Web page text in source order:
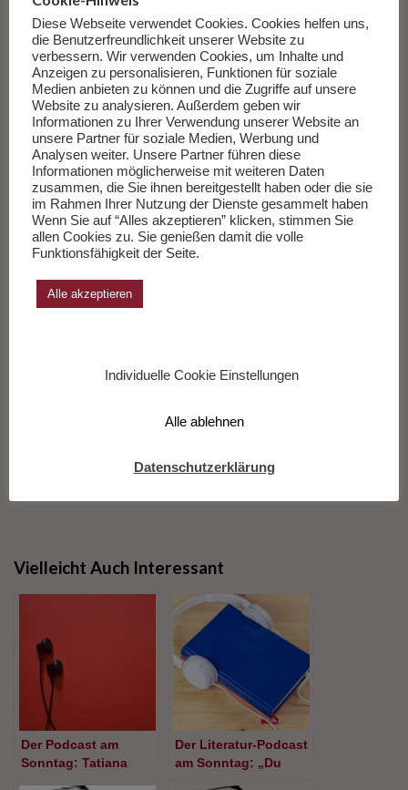
Gemenge aus Liebe, Freundschaft, Schuld, Trauer und Wut
inszeniert der Autor bewundernswert schlicht in Sprache und Stil
jedes seiner Protagonisten. „Du wirst an dem Tag erwachsen,
an dem du deinen Eltern verzeihst“ ist eine Hommage an die
Familie und an die Macht des handgeschriebenen Briefs.
Großartig!
Gérard Salem
Du wirst an dem Tag erwachsen, an dem du deinen Eltern
verzeihst
DuMont Buchverlag, Köln 2019
Bei Verwendung des Textes bitte Quelle angeben bzw.
Vielleicht Auch Interessant
Der Podcast am
Sonntag: Tatiana
Der Literatur-Podcast
am Sonntag: „Du
Diese Webseite verwendet Cookies. Cookies helfen uns,
die Benutzerfreundlichkeit unserer Website zu
verbessern. Wir verwenden Cookies, um Inhalte und
Anzeigen zu personalisieren, Funktionen für soziale
Medien anbieten zu können und die Zugriffe auf unsere
Website zu analysieren. Außerdem geben wir
Informationen zu Ihrer Verwendung unserer Website an
unsere Partner für soziale Medien, Werbung und
Analysen weiter. Unsere Partner führen diese
Informationen möglicherweise mit weiteren Daten
zusammen, die Sie ihnen bereitgestellt haben oder die sie
im Rahmen Ihrer Nutzung der Dienste gesammelt haben
Wenn Sie auf “Alles akzeptieren” klicken, stimmen Sie
allen Cookies zu. Sie genießen damit die volle
Funktionsfähigkeit der Seite.
Alle akzeptieren
Individuelle Cookie Einstellungen
Alle ablehnen
Datenschutzerklärung